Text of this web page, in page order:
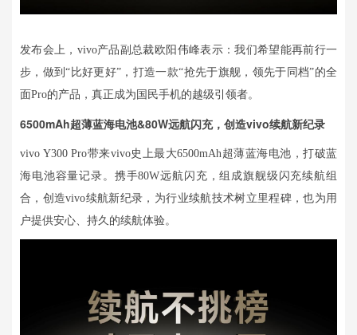
发布会上，vivo产品副总裁欧阳伟峰表示：我们希望能再前行一
步，做到“比好更好”，打造一款“抢先于旗舰，领先于同档”的全
面Pro的产品，真正成为国民手机的越级引领者。
6500mAh超薄蓝海电池&80W远航闪充，创造vivo续航新纪录
vivo Y300 Pro带来vivo史上最大6500mAh超薄蓝海电池，打破蓝
海电池容量记录。携手80W远航闪充，组成旗舰级闪充续航组
合，创造vivo续航新纪录，为行业续航技术树立里程碑，也为用
户提供安心、持久的续航体验。